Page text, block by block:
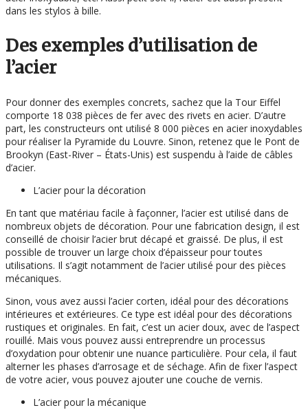
dans les stylos à bille.
Des exemples d’utilisation de
l’acier
Pour donner des exemples concrets, sachez que la Tour Eiffel
comporte 18 038 pièces de fer avec des rivets en acier. D’autre
part, les constructeurs ont utilisé 8 000 pièces en acier inoxydables
pour réaliser la Pyramide du Louvre. Sinon, retenez que le Pont de
Brookyn (East-River – États-Unis) est suspendu à l’aide de câbles
d’acier.
L’acier pour la décoration
En tant que matériau facile à façonner, l’acier est utilisé dans de
nombreux objets de décoration. Pour une fabrication design, il est
conseillé de choisir l’acier brut décapé et graissé. De plus, il est
possible de trouver un large choix d’épaisseur pour toutes
utilisations. Il s’agit notamment de l’acier utilisé pour des pièces
mécaniques.
Sinon, vous avez aussi l’acier corten, idéal pour des décorations
intérieures et extérieures. Ce type est idéal pour des décorations
rustiques et originales. En fait, c’est un acier doux, avec de l’aspect
rouillé. Mais vous pouvez aussi entreprendre un processus
d’oxydation pour obtenir une nuance particulière. Pour cela, il faut
alterner les phases d’arrosage et de séchage. Afin de fixer l’aspect
de votre acier, vous pouvez ajouter une couche de vernis.
L’acier pour la mécanique